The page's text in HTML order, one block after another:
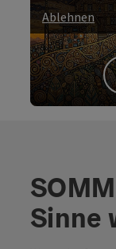
Ablehnen
Sinne